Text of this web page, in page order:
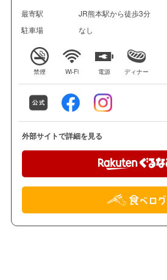
最寄駅
JR熊本駅から徒歩3分
駐車場
なし
禁煙 Wi-Fi 電源 ディナー
外部サイトで詳細を見る